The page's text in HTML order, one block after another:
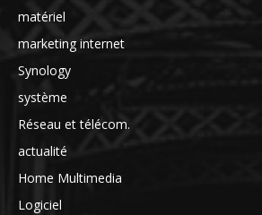
matériel
marketing internet
Synology
système
Réseau et télécom.
actualité
Home Multimedia
Logiciel